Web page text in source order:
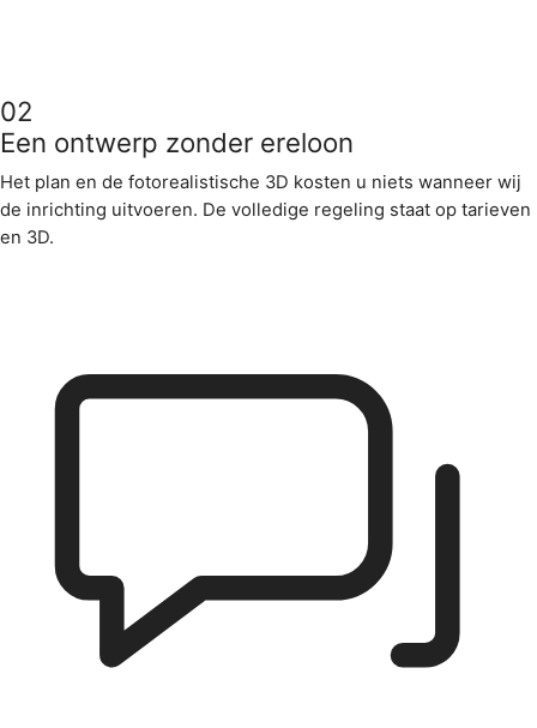
02
Een ontwerp zonder ereloon
Het plan en de fotorealistische 3D kosten u niets wanneer wij
de inrichting uitvoeren. De volledige regeling staat op tarieven
en 3D.